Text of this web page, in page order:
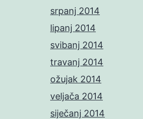
srpanj 2014
lipanj 2014
svibanj 2014
travanj 2014
ožujak 2014
veljača 2014
siječanj 2014